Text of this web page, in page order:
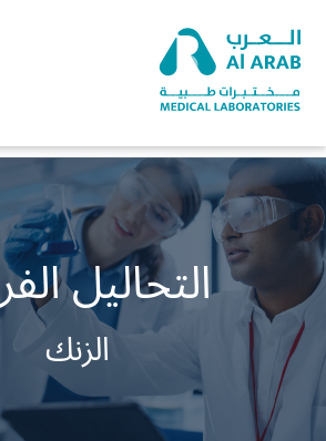
التحاليل
الزنك